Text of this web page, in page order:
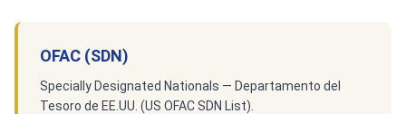
OFAC (SDN)
Specially Designated Nationals — Departamento del
Tesoro de EE.UU. (US OFAC SDN List).